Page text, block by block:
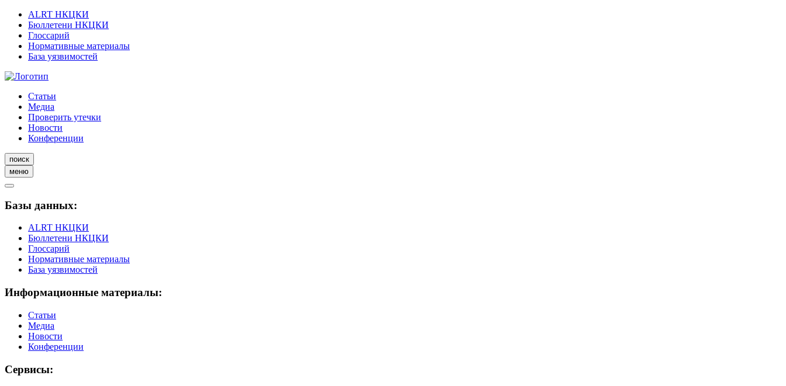
ALRT НКЦКИ
Бюллетени НКЦКИ
Глоссарий
Нормативные материалы
База уязвимостей
Статьи
Медиа
Проверить утечки
Новости
Конференции
поиск
меню
Базы данных:
ALRT НКЦКИ
Бюллетени НКЦКИ
Глоссарий
Нормативные материалы
База уязвимостей
Информационные материалы:
Статьи
Медиа
Новости
Конференции
Сервисы: